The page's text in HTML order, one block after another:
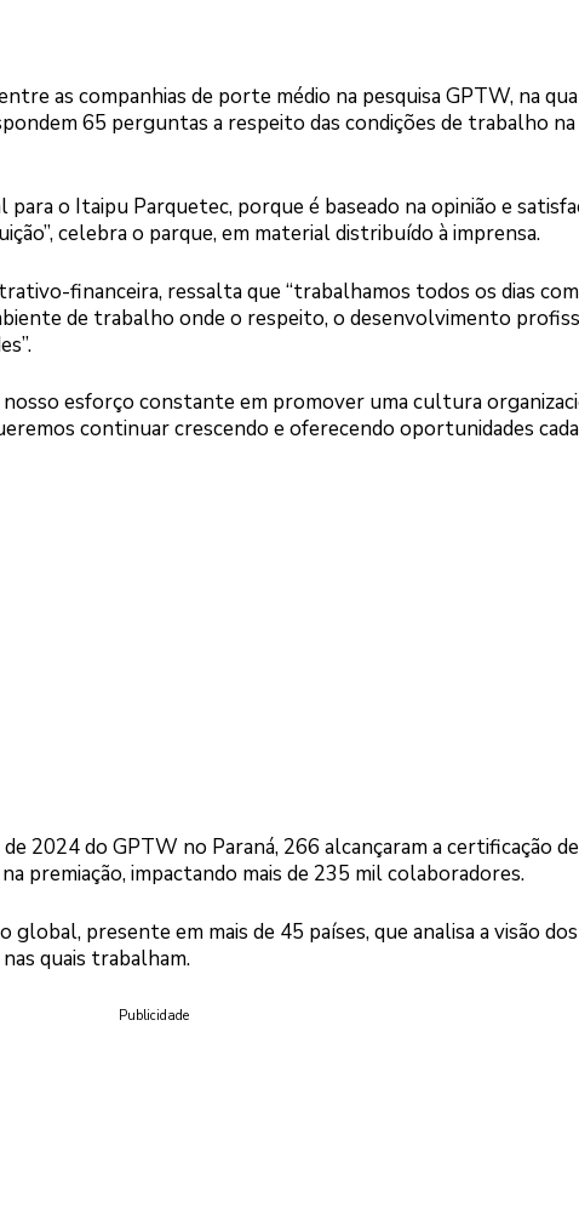
as companhias de porte médio na pesquisa GPTW, na
65 perguntas a respeito das condições de trabalho na
o Itaipu Parquetec, porque é baseado na opinião e
celebra o parque, em material distribuído à imprensa.
financeira, ressalta que “trabalhamos todos os dias
de trabalho onde o respeito, o desenvolvimento
esforço constante em promover uma cultura
continuar crescendo e oferecendo oportunidades
2024 do GPTW no Paraná, 266 alcançaram a certificação de
premiação, impactando mais de 235 mil colaboradores.
presente em mais de 45 países, que analisa a visão dos
quais trabalham.
Publicidade